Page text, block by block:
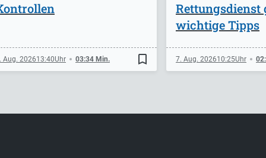
Aug. 202613:40 03:34 Min. bookmark_border
Rettungsdienst
wichtige Tipps
7. Aug. 202610:25